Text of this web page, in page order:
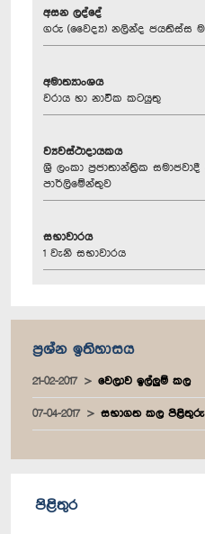
අසන ලද්දේ
ගරු (වෛද්‍ය) නලින්ද ජයතිස්ස
අමාත්‍යාංශය
වරාය හා නාවික කටයුතු
ව්‍යවස්ථාදායකය
ශ්‍රී ලංකා ප්‍රජාතාන්ත්‍රික
පාර්ලිමේන්තුව
සභාවාරය
1 වැනි සභාවාරය
ප්‍රශ්න ඉතිහාසය
21-02-2017 වෙලාව ඉල්ලුම් කල
07-04-2017 සභාගත කල පිළිතුරු
පිළිතුර